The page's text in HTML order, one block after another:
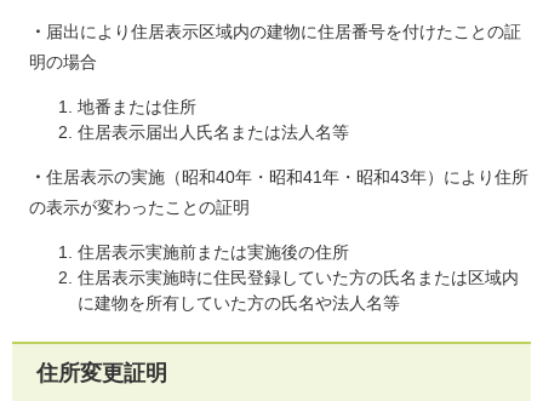
・ 届出により住居表示区域内の建物に住居番号を付けたことの証
明の場合
地番または住所
住居表示届出人氏名または法人名等
・ 住居表示の実施（昭和40年・昭和41年・昭和43年）により住所
の表示が変わったことの証明​
住居表示実施前または実施後の住所
住居表示実施時に住民登録していた方の氏名または区域内
に建物を所有していた方の氏名や法人名等
住所変更証明